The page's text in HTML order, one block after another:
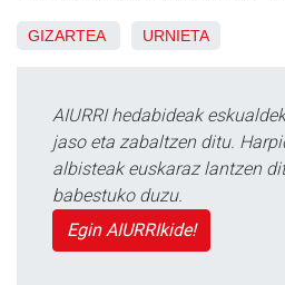
GIZARTEA URNIETA
AIURRI hedabideak
jaso eta zabaltzen ditu.
albisteak euskaraz lantzen
babestuko duzu.
Egin AIURRIkide!